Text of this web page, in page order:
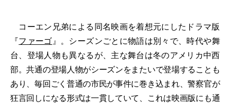
コーエン兄弟による同名映画を着想元にしたドラマ版
『ファーゴ』。シーズンごとに物語は別々で、時代や舞
台、登場人物も異なるが、主な舞台は冬のアメリカ中西
部。共通の登場人物がシーズンをまたいで登場することも
あり、毎回ごく普通の市民が事件に巻き込まれ、警察官が
狂言回しになる形式は一貫していて、これは映画版にも通